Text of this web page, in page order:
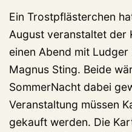
Ein Trostpflästerchen
August veranstaltet der
einen Abend mit
Magnus Sting. Beide
SommerNacht dabei
Veranstaltung müssen
gekauft werden. Die